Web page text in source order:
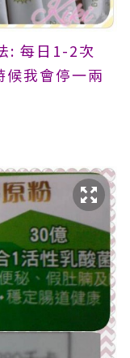
: 每日1-2次
候我會停一兩